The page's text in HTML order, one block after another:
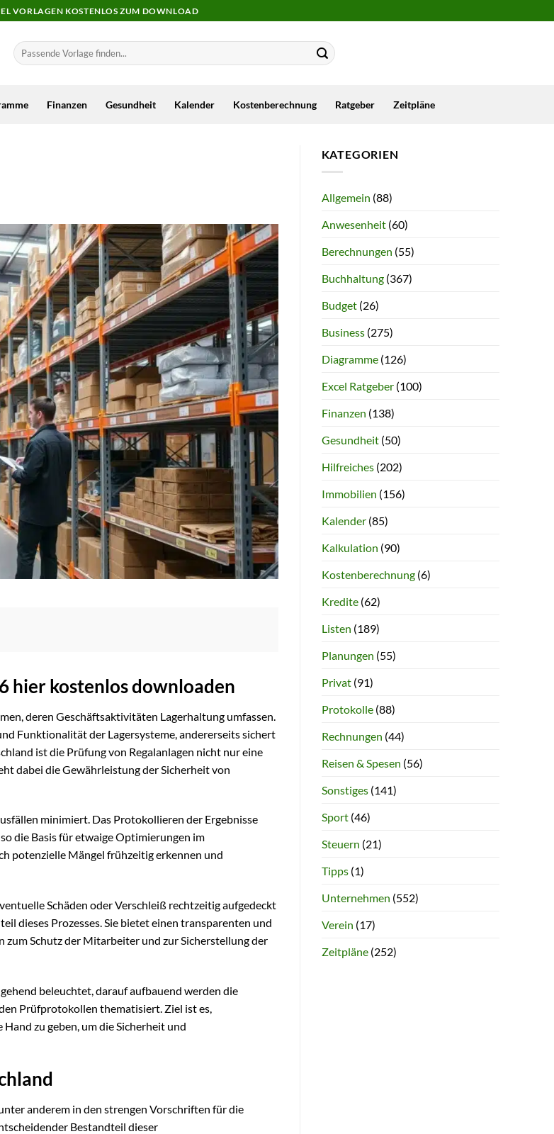
VORLAGEN KOSTENLOS ZUM DOWNLOAD
Finanzen Gesundheit Kalender Kostenberechnung Ratgeber Zeitpläne
hier kostenlos downloaden
deren Geschäftsaktivitäten Lagerhaltung umfassen.
Funktionalität der Lagersysteme, andererseits sichert
ist die Prüfung von Regalanlagen nicht nur eine
dabei die Gewährleistung der Sicherheit von
minimiert. Das Protokollieren der Ergebnisse
die Basis für etwaige Optimierungen im
potenzielle Mängel frühzeitig erkennen und
Schäden oder Verschleiß rechtzeitig aufgedeckt
dieses Prozesses. Sie bietet einen transparenten und
Schutz der Mitarbeiter und zur Sicherstellung der
beleuchtet, darauf aufbauend werden die
Prüfprotokollen thematisiert. Ziel ist es,
zu geben, um die Sicherheit und
anderem in den strengen Vorschriften für die
Bestandteil dieser
KATEGORIEN
Allgemein (88)
Anwesenheit(60)
Berechnungen (55)
Buchhaltung(367)
Budget(26)
Business(275)
Diagramme(126)
Excel Ratgeber(100)
Finanzen (138)
Gesundheit(50)
Hilfreiches(202)
Immobilien (156)
Kalender(85)
Kalkulation (90)
Kostenberechnung(6)
Kredite(62)
Listen (189)
Planungen (55)
Privat(91)
Protokolle(88)
Rechnungen (44)
Reisen & Spesen (56)
Sonstiges(141)
Sport(46)
Steuern (21)
Tipps(1)
Unternehmen (552)
Verein (17)
Zeitpläne(252)